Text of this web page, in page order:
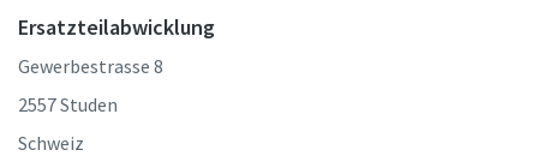
Ersatzteilabwicklung
Gewerbestrasse 8
2557 Studen
Schweiz